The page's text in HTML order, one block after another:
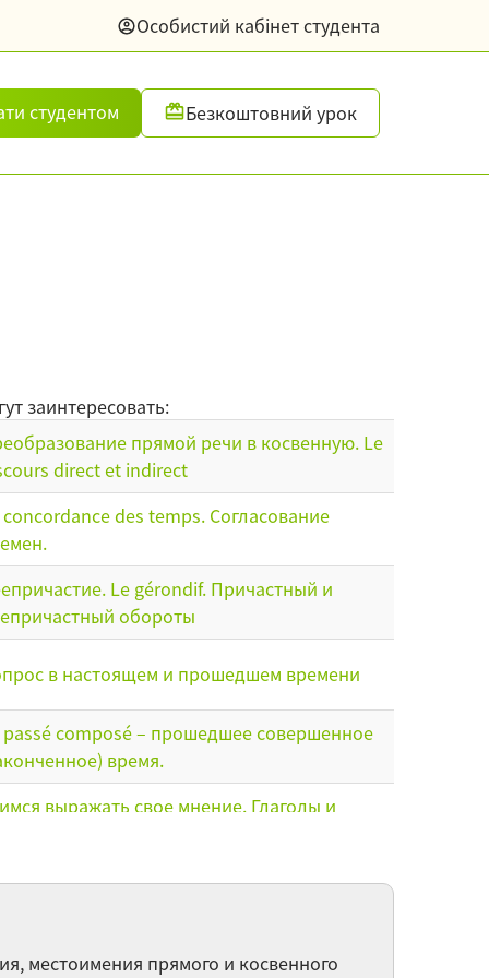
Особистий кабінет студента
студентом Безкоштовний урок
заинтересовать:
прямой речи в косвенную. Le
direct et indirect
concordance des temps. Согласование
Le gérondif. Причастный и
обороты
в настоящем и прошедшем времени
passé composé – прошедшее совершенное
время.
выражать свое мнение. Глаголы и
местоимения прямого и косвенного